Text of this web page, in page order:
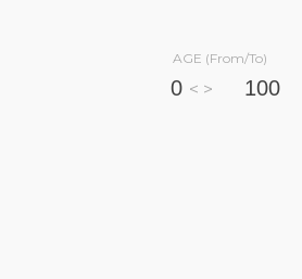
AGE (From/To)
< >